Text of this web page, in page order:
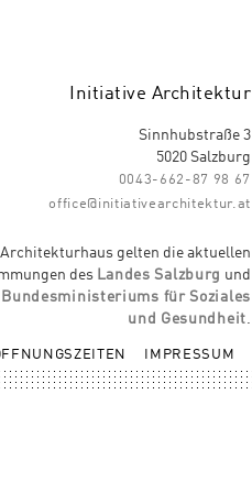
Initiative Architektur
Sinnhubstraße 3
5020 Salzburg
0043-662-87 98 67
office@initiativearchitektur.at
Architekturhaus gelten die aktuellen
des Landes Salzburg und
Bundesministeriums für Soziales
und Gesundheit.
IMPRESSUM